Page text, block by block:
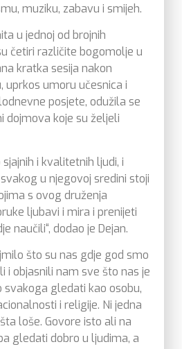
muziku, zabavu i smijeh.
u jednoj od brojnih
četiri različite bogomolje u
kratka sesija nakon
uprkos umoru učesnica i
posjete, odužila se
dojmova koje su željeli
i kvalitetnih ljudi, i
u njegovoj sredini stoji
s ovog druženja
ljubavi i mira i prenijeti
naučili“, dodao je Dejan.
što su nas gdje god smo
i objasnili nam sve što nas je
gledati kao osobu,
i religije. Ni jedna
loše. Govore isto ali na
gledati dobro u ljudima, a